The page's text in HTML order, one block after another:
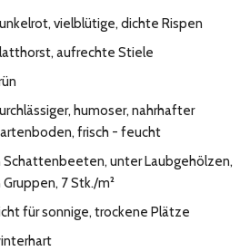
vielblütige, dichte Rispen
aufrechte Stiele
humoser, nahrhafter
frisch - feucht
Schattenbeeten, unter Laubgehölzen,
Gruppen, 7 Stk./m²
für sonnige, trockene Plätze